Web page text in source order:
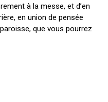
à la messe, et d’en
en union de pensée
que vous pourrez